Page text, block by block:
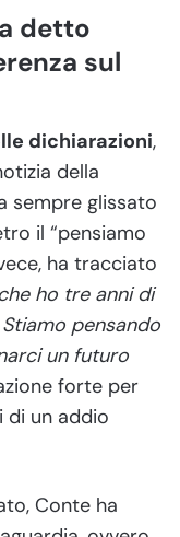
detto
sul
dichiarazioni,
della
sempre glissato
il “pensiamo
ha tracciato
ho tre anni di
pensando
un futuro
forte per
di un addio
Conte ha